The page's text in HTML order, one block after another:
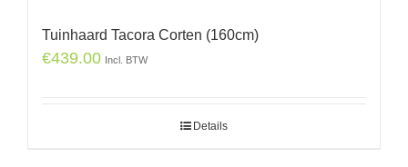
Tuinhaard Tacora Corten (160cm)
€439.00 Incl. BTW
Details